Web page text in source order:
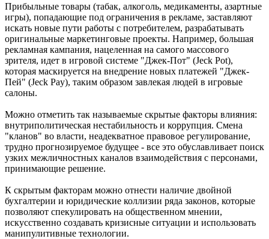
Прибыльные товары (табак, алкоголь, медикаменты, азартные
игры), попадающие под ограничения в рекламе, заставляют
искать новые пути работы с потребителем, разрабатывать
оригинальные маркетинговые проекты. Например, большая
рекламная кампания, нацеленная на самого массового
зрителя, идет в игровой системе "Джек-Пот" (Jeck Pot),
которая маскируется на внедрение новых платежей "Джек-
Пей" (Jeck Pay), таким образом завлекая людей в игровые
салоны.
Можно отметить так называемые скрытые факторы влияния:
внутриполитическая нестабильность и коррупция. Смена
"кланов" во власти, неадекватное правовое регулирование,
трудно прогнозируемое будущее - все это обуславливает поиск
узких межличностных каналов взаимодействия с персонами,
принимающие решение.
К скрытым факторам можно отнести наличие двойной
бухгалтерии и юридические коллизии ряда законов, которые
позволяют спекулировать на общественном мнении,
искусственно создавать кризисные ситуации и использовать
манипулитивные технологии.